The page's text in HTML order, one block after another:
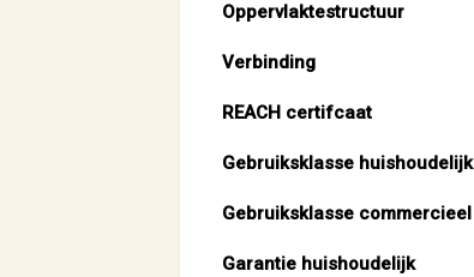
Oppervlaktestructuur
Verbinding
REACH certifcaat
Gebruiksklasse huishoudelijk
Gebruiksklasse commercieel
Garantie huishoudelijk